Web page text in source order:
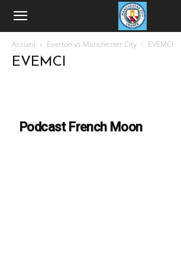
Accueil Everton vs Manchester City EVEMCI
EVEMCI
Podcast French Moon